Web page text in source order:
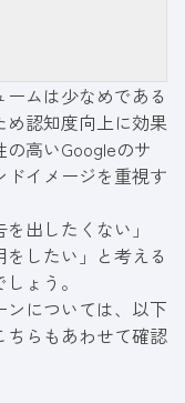
ムは少なめである
め認知度向上に効果
高いGoogleのサ
イメージを重視す
出したくない」
をしたい」と考える
ょう。
については、以下
ちらもあわせて確認